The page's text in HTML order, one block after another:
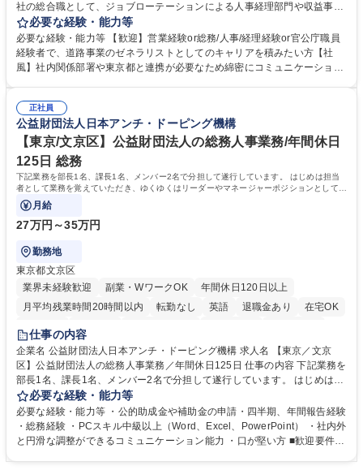
社の総合職として、ジョブローテーションによる人事経理部門や収益事業
等のフロント部門の部署等幅広い部署での業務をお任せいたします。研修
制度やキャリア支援が充実しております！ ※下記業務詳細 【業務詳細】■
管理部門：広報、人事、経理など当公社の運営に係る管理業務 ■収益部
門：駐車場の新規開拓、管理運営、新宿駅西口広場の「イベントコーナ
道路施設や道路工事現場の見学ツアー事業 ※入社後は上記いずれかの部門
へ配属。※業務内容変更の範囲：会社の定める業務 募集職種 【都庁グル
ープ】総合職（事務）◇残業月平均9時間未満／有給年平均16日取得
必要な経験・能力等
必要な経験・能力等 【歓迎】営業経験or総務/人事/経理経験or官公庁職員
経験者で、道路事業のゼネラリストとしてのキャリアを積みたい方【社
風】社内関係部署や東京都と連携が必要なため綿密にコミュニケーション
部門など多岐に渡る業務を経験できます。 ■様々なプロジェクト：駐車場
事業の他、新宿駅西口広場内に設置された照明を兼ねた広告「ブライトサ
イン」の管理運営を行うなど、事業収益を生み出す活動を積極的に行って
います。 学歴・資格 学歴：大学院 大学 高専 短大 専修学校 高校 語学力：
資格：
正社員
公益財団法人日本アンチ・ドーピング機構
【東京/文京区】公益財団法人の総務人事業務/年間休日
125日 総務
下記業務を部長1名、課長1名、メンバー2名で分担して遂行しています。 はじめは担当
者として業務を覚えていただき、ゆくゆくはリーダーやマネージャーポジションとして活
躍いただくことを期待しています。
月給
27万円～35万円
勤務地
東京都文京区
業界未経験歓迎
副業・WワークOK
年間休日120日以上
月平均残業時間20時間以内
転勤なし 英語 退職金あり
在宅OK
賞与あり
育休あり
食事補助あり
仕事の内容
企業名 公益財団法人日本アンチ・ドーピング機構 求人名 【東京／文京
区】公益財団法人の総務人事業務／年間休日125日 仕事の内容 下記業務を
部長1名、課長1名、メンバー2名で分担して遂行しています。 はじめは担
当者として業務を覚えていただき、ゆくゆくはリーダーやマネージャーポ
ジションとして活躍いただくことを期待しています。 【総務・人事グルー
プの業務内容】 ・人事制度関連 ・採用活動 ・教育研修の企画、実行 ・勤
怠管理 ・官公庁への各種提出 ・法定の会議運営（評議員会、理事会） ・
必要な経験・能力等
必要な経験・能力等 ・公的助成金や補助金の申請・四半期、年間報告経験
・総務経験 ・PCスキル中級以上（Word、Excel、PowerPoint） ・社内外
と円滑な調整ができるコミュニケーション能力 ・口が堅い方 ■歓迎要件